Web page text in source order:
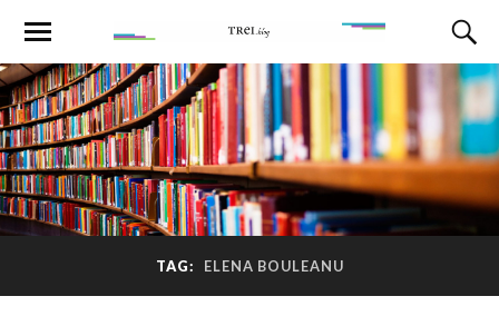
TAG: ELENA BOULEANU